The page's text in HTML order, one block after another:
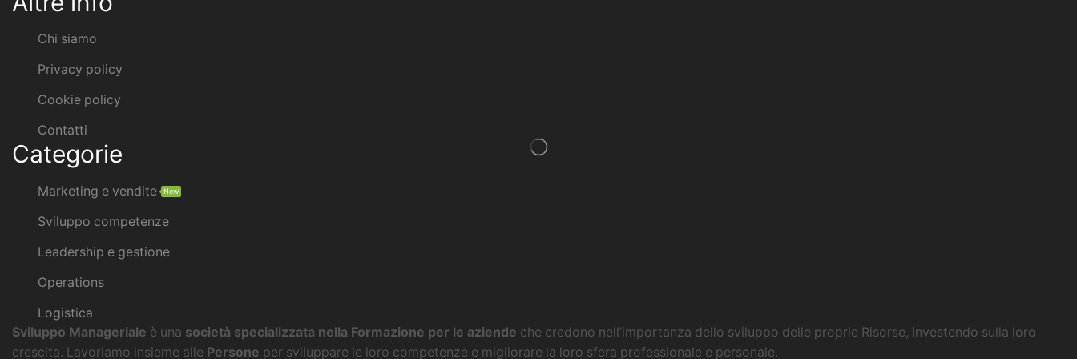
Chi siamo
Privacy policy
Cookie policy
Contatti
Categorie
Marketing e vendite New
Sviluppo competenze
Leadership e gestione
Operations
Logistica
Sviluppo Manageriale è una società specializzata nella Formazione per le aziende che credono nell’importanza dello sviluppo delle proprie Risorse, investendo sulla loro
crescita. Lavoriamo insieme alle Persone per sviluppare le loro competenze e migliorare la loro sfera professionale e personale.